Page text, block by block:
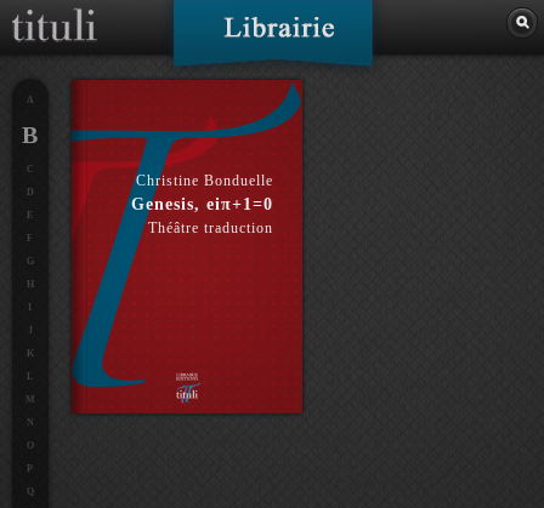
Christine Bonduelle
Genesis, eiπ+1=0
Théâtre traduction
A
B
C
D
E
F
G
H
J
K
L
M
N
O
P
Q